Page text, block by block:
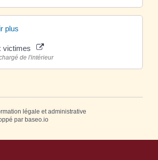
plus
victimes
de l'intérieur
légale et administrative
par baseo.io